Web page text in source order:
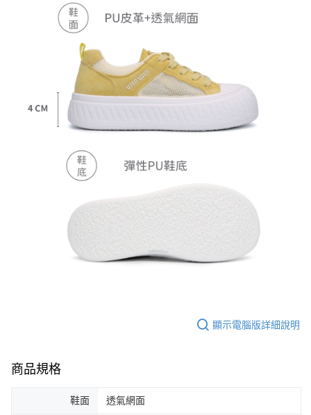
顯示電腦版詳細說明
商品規格
鞋面 透氣網面